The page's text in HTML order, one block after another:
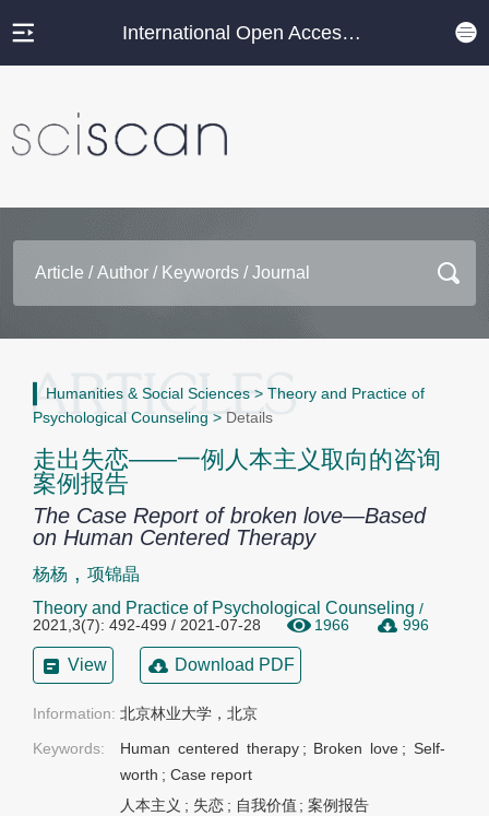
International Open Access Journal Platform
Humanities & Social Sciences > Theory and Practice of
Psychological Counseling > Details
走出失恋——一例人本主义取向的咨询
案例报告
The Case Report of broken love—Based
on Human Centered Therapy
杨杨 , 项锦晶
Theory and Practice of Psychological Counseling /
2021,3(7): 492-499 / 2021-07-28
1966 996
View Download PDF
Information: 北京林业大学，北京
Keywords:
Human centered therapy ; Broken love ; Self-
worth ; Case report
人本主义 ; 失恋 ; 自我价值 ;案例报告